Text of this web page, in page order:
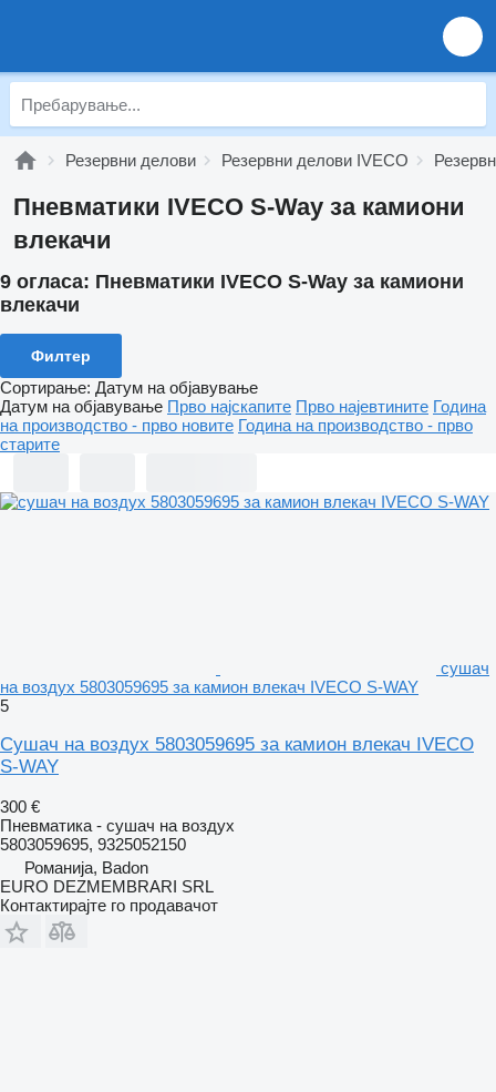
Резервни делови Резервни делови IVECO
Пневматики IVECO S-Way за камиони
влекачи
9 огласа: Пневматики IVECO S-Way за камиони
влекачи
Филтер
Сортирање: Датум на објавување
Датум на објавување Прво најскапите Прво најевтините Година
на производство - прво новите Година на производство - прво
старите
сушач
на воздух 5803059695 за камион влекач IVECO S-WAY
5
Сушач на воздух 5803059695 за камион влекач IVECO
S-WAY
300 €
Пневматика - сушач на воздух
5803059695, 9325052150
Романија, Badon
EURO DEZMEMBRARI SRL
Контактирајте го продавачот